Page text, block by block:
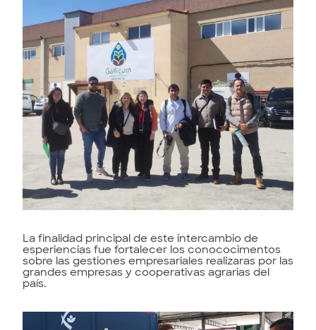
La finalidad principal de este intercambio de
esperiencias fue fortalecer los conococimentos
sobre las gestiones empresariales realizaras por las
grandes empresas y cooperativas agrarias del
país.